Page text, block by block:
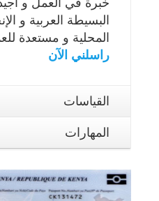
البسيطة العربية و
المحلية و مستعدة
راسلني الآن
القياسات
المهارات